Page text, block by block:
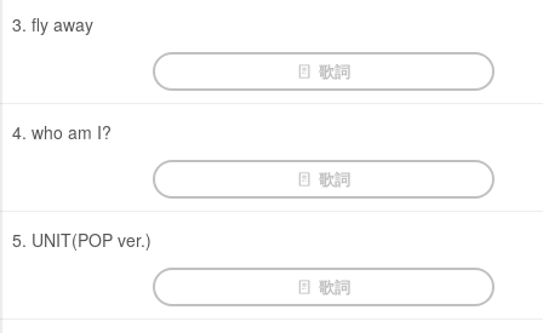
3. fly away
歌詞
4. who am I?
歌詞
5. UNIT(POP ver.)
歌詞